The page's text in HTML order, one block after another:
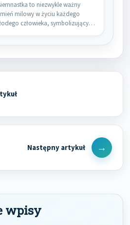
to niezwykle ważny
milowy w życiu każdego
człowieka, symbolizujący
Next
Post
wpisy